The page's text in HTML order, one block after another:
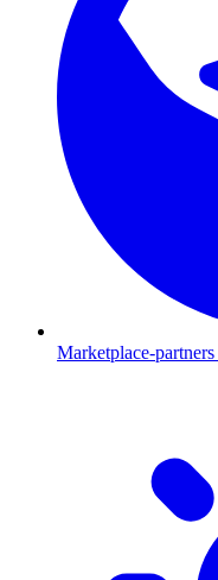
Marketplace-partners